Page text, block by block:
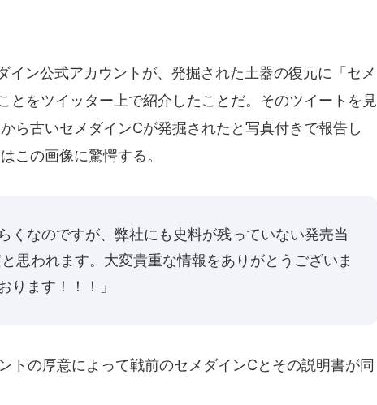
ン公式アカウントが、発掘された土器の復元に「セメ
とをツイッター上で紹介したことだ。そのツイートを見
ら古いセメダインCが発掘されたと写真付きで報告し
この画像に驚愕する。
くなのですが、弊社にも史料が残っていない発売当
思われます。大変貴重な情報をありがとうございま
ります！！！」
トの厚意によって戦前のセメダインCとその説明書が同